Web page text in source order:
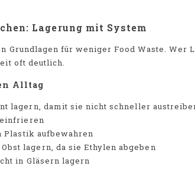
Lagerung mit System
Grundlagen für weniger Food Waste. Wer
oft deutlich.
Alltag
lagern, damit sie nicht schneller
Plastik aufbewahren
lagern, da sie Ethylen abgeben
in Gläsern lagern